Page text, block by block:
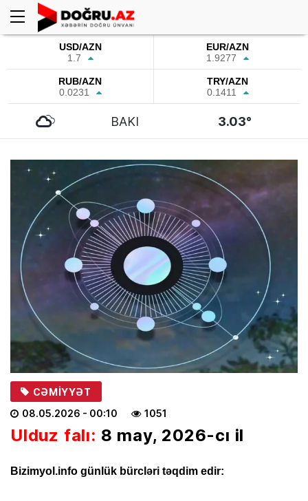
USD/AZN
1.7
EUR/AZN
1.9277
RUB/AZN
0.0231
TRY/AZN
0.1411
BAKI 3.03°
CƏMIYYƏT
08.05.2026 - 00:10 1051
Ulduz falı: 8 may, 2026-cı il
Bizimyol.info günlük bürcləri təqdim edir: